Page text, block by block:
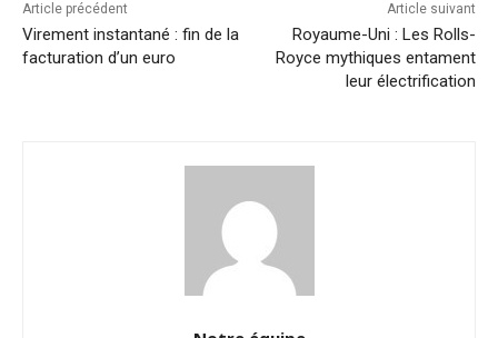
Article précédent
Virement instantané : fin de la
facturation d’un euro
Article suivant
Royaume-Uni : Les Rolls-
Royce mythiques entament
leur électrification